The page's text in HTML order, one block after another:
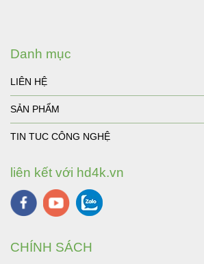
Danh mục
LIÊN HỆ
SẢN PHẨM
TIN TUC CÔNG NGHỆ
liên kết với hd4k.vn
CHÍNH SÁCH